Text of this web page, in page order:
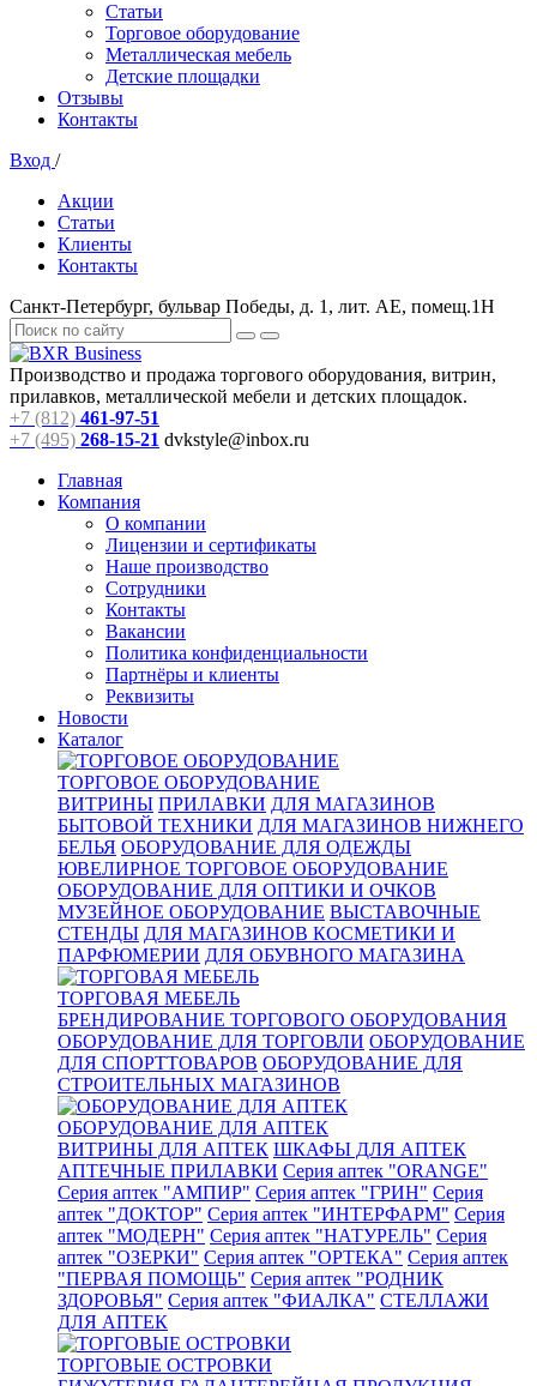
Статьи
Торговое оборудование
Металлическая мебель
Детские площадки
Отзывы
Контакты
Вход /
Акции
Статьи
Клиенты
Контакты
Санкт-Петербург, бульвар Победы, д. 1, лит. АЕ, помещ.1Н
Производство и продажа торгового оборудования, витрин,
прилавков, металлической мебели и детских площадок.
+7 (812) 461-97-51
+7 (495) 268-15-21 dvkstyle@inbox.ru
Главная
Компания
О компании
Лицензии и сертификаты
Наше производство
Сотрудники
Контакты
Вакансии
Политика конфиденциальности
Партнёры и клиенты
Реквизиты
Новости
Каталог
ТОРГОВОЕ ОБОРУДОВАНИЕ
ВИТРИНЫ ПРИЛАВКИ ДЛЯ МАГАЗИНОВ
БЫТОВОЙ ТЕХНИКИ ДЛЯ МАГАЗИНОВ НИЖНЕГО
БЕЛЬЯ ОБОРУДОВАНИЕ ДЛЯ ОДЕЖДЫ
ЮВЕЛИРНОЕ ТОРГОВОЕ ОБОРУДОВАНИЕ
ОБОРУДОВАНИЕ ДЛЯ ОПТИКИ И ОЧКОВ
МУЗЕЙНОЕ ОБОРУДОВАНИЕ ВЫСТАВОЧНЫЕ
СТЕНДЫ ДЛЯ МАГАЗИНОВ КОСМЕТИКИ И
ПАРФЮМЕРИИ ДЛЯ ОБУВНОГО МАГАЗИНА
ТОРГОВАЯ МЕБЕЛЬ
БРЕНДИРОВАНИЕ ТОРГОВОГО ОБОРУДОВАНИЯ
ОБОРУДОВАНИЕ ДЛЯ ТОРГОВЛИ ОБОРУДОВАНИЕ
ДЛЯ СПОРТТОВАРОВ ОБОРУДОВАНИЕ ДЛЯ
СТРОИТЕЛЬНЫХ МАГАЗИНОВ
ОБОРУДОВАНИЕ ДЛЯ АПТЕК
ВИТРИНЫ ДЛЯ АПТЕК ШКАФЫ ДЛЯ АПТЕК
АПТЕЧНЫЕ ПРИЛАВКИ Серия аптек "ORANGE"
Серия аптек "АМПИР" Серия аптек "ГРИН" Серия
аптек "ДОКТОР" Серия аптек "ИНТЕРФАРМ" Серия
аптек "МОДЕРН" Серия аптек "НАТУРЕЛЬ" Серия
аптек "ОЗЕРКИ" Серия аптек "ОРТЕКА" Серия аптек
"ПЕРВАЯ ПОМОЩЬ" Серия аптек "РОДНИК
ЗДОРОВЬЯ" Серия аптек "ФИАЛКА" СТЕЛЛАЖИ
ДЛЯ АПТЕК
ТОРГОВЫЕ ОСТРОВКИ